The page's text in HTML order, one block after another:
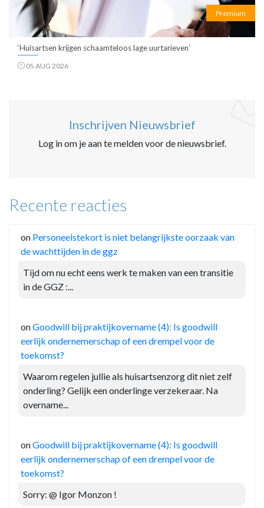
Premium
‘Huisartsen krijgen schaamteloos lage uurtarieven’
05 AUG 2026
Inschrijven Nieuwsbrief
Log in om je aan te melden voor de nieuwsbrief.
Recente reacties
on Personeelstekort is niet belangrijkste oorzaak van
de wachttijden in de ggz
Tijd om nu echt eens werk te maken van een transitie
in de GGZ :...
onGoodwill bij praktijkovername (4): Is goodwill
eerlijk ondernemerschap of een drempel voor de
toekomst?
Waarom regelen jullie als huisartsenzorg dit niet zelf
onderling? Gelijk een onderlinge verzekeraar. Na
overname...
onGoodwill bij praktijkovername (4): Is goodwill
eerlijk ondernemerschap of een drempel voor de
toekomst?
Sorry: @ Igor Monzon !